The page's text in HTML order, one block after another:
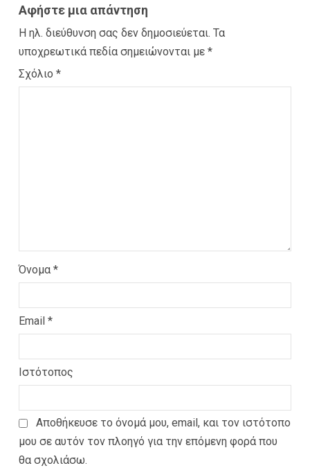
Αφήστε μια απάντηση
Η ηλ. διεύθυνση σας δεν δημοσιεύεται. Τα
υποχρεωτικά πεδία σημειώνονται με *
Σχόλιο *
Όνομα *
Email *
Ιστότοπος
Αποθήκευσε το όνομά μου, email, και τον ιστότοπο
μου σε αυτόν τον πλοηγό για την επόμενη φορά που
θα σχολιάσω.